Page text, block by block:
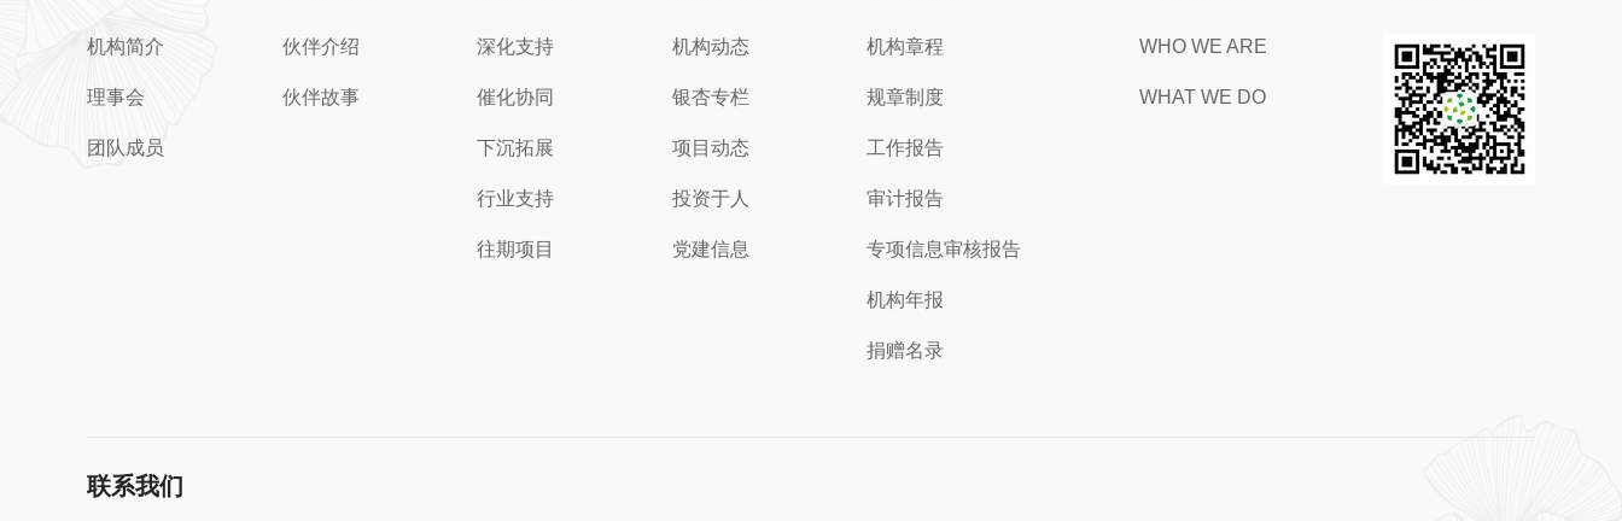
机构简介
理事会
团队成员
伙伴介绍
伙伴故事
深化支持
催化协同
下沉拓展
行业支持
往期项目
机构动态
银杏专栏
项目动态
投资于人
党建信息
机构章程
规章制度
工作报告
审计报告
专项信息审核报告
机构年报
捐赠名录
WHO WE ARE
WHAT WE DO
联系我们